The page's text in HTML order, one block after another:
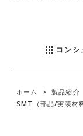
コンシ
ホーム > 製品紹介
SMT（部品/実装材